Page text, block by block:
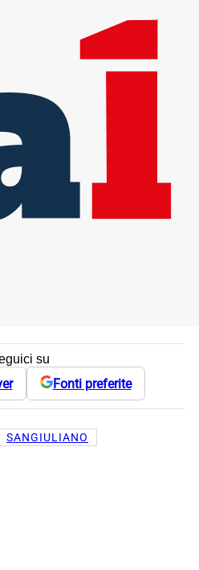
su
Fonti preferite
SANGIULIANO